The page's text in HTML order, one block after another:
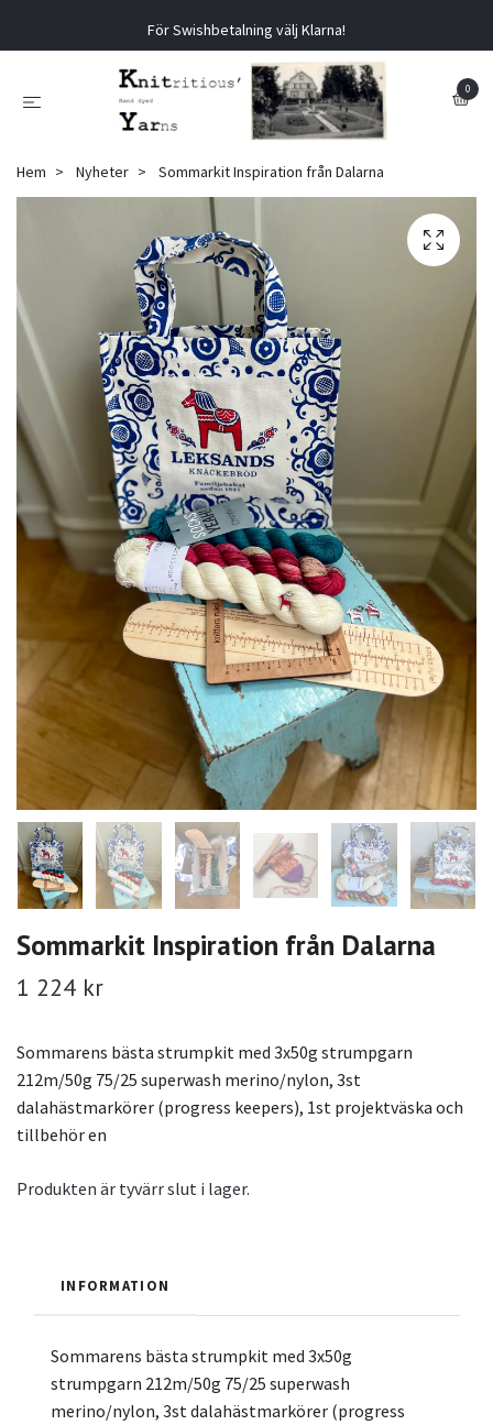
För Swishbetalning välj Klarna!
0
Hem Nyheter Sommarkit Inspiration från Dalarna
Sommarkit Inspiration från Dalarna
1 224 kr
Sommarens bästa strumpkit med 3x50g strumpgarn
212m/50g 75/25 superwash merino/nylon, 3st
dalahästmarkörer (progress keepers), 1st projektväska och
tillbehör en
Produkten är tyvärr slut i lager.
INFORMATION
Sommarens bästa strumpkit med 3x50g
strumpgarn 212m/50g 75/25 superwash
merino/nylon, 3st dalahästmarkörer (progress